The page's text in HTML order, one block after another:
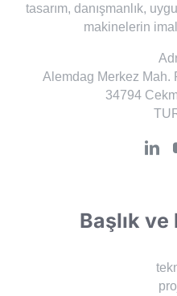
tasarım, danışmanlık,
makinelerin
Alemdag Merkez Mah.
34794
Başlık